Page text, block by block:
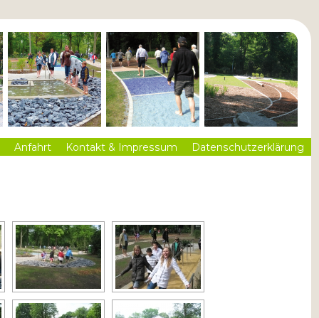
Anfahrt Kontakt & Impressum Datenschutzerklärung